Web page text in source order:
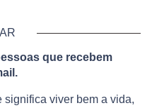
que recebem
viver bem a vida,